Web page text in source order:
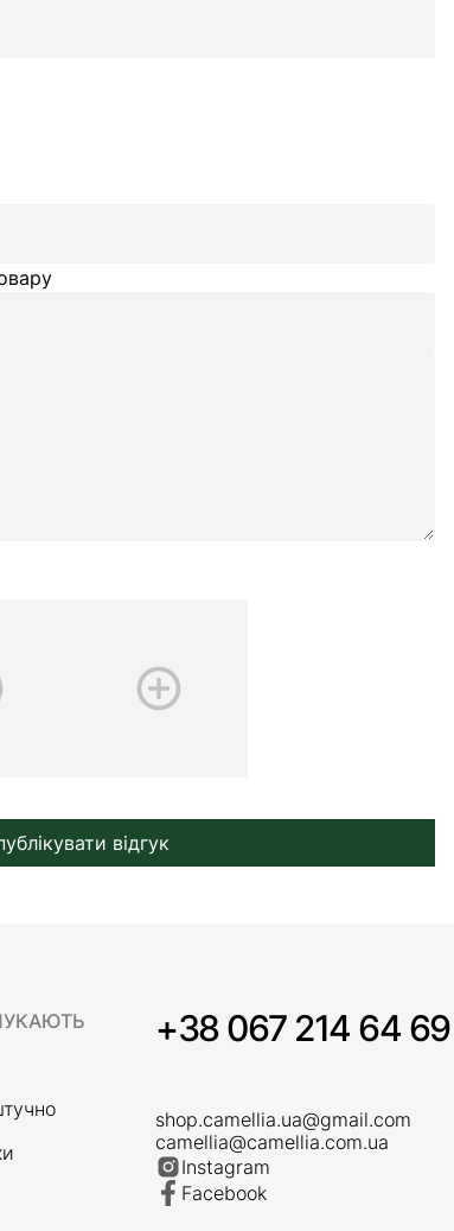
відгук
+38 067 214 64 69
shop.camellia.ua@gmail.com
camellia@camellia.com.ua
Instagram
Facebook